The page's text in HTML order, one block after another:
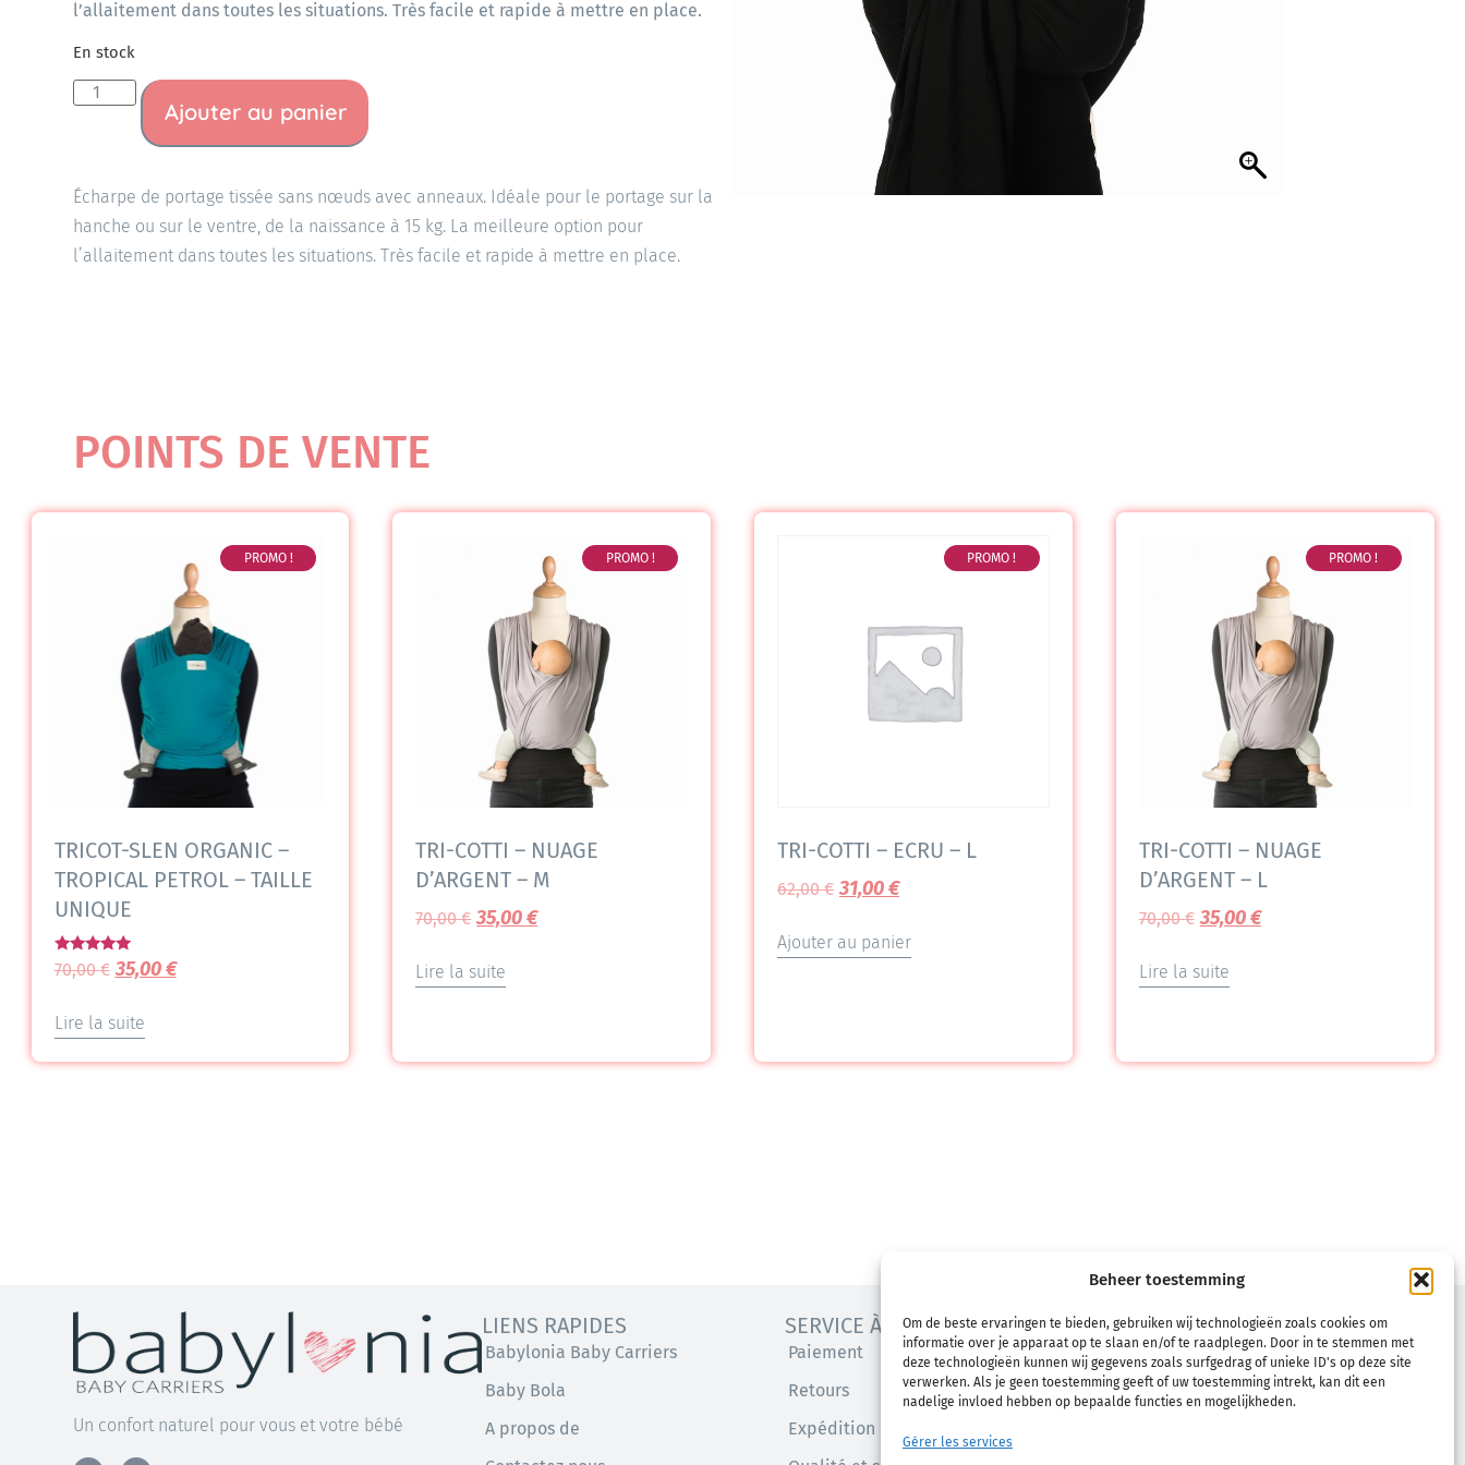
Beheer toestemming
Om de beste ervaringen te bieden, gebruiken wij technologieën zoals cookies om
informatie over je apparaat op te slaan en/of te raadplegen. Door in te stemmen met
deze technologieën kunnen wij gegevens zoals surfgedrag of unieke ID's op deze site
verwerken. Als je geen toestemming geeft of uw toestemming intrekt, kan dit een
nadelige invloed hebben op bepaalde functies en mogelijkheden.
Gérer les services
l’allaitement dans toutes les situations. Très facile et rapide à mettre en place.
En stock
Ajouter au panier
Écharpe de portage tissée sans nœuds avec anneaux. Idéale pour le portage sur la
hanche ou sur le ventre, de la naissance à 15 kg. La meilleure option pour
l’allaitement dans toutes les situations. Très facile et rapide à mettre en place.
POINTS DE VENTE
PROMO !
TRICOT-SLEN ORGANIC –
TROPICAL PETROL – TAILLE
UNIQUE
Note
5.00
70,00€ 35,00€
Lire la suite
PROMO !
TRI-COTTI – NUAGE
D’ARGENT – M
70,00€ 35,00€
Lire la suite
PROMO !
TRI-COTTI – ECRU – L
62,00€ 31,00€
Ajouter au panier
PROMO !
TRI-COTTI – NUAGE
D’ARGENT – L
70,00€ 35,00€
Lire la suite
Un confort naturel pour vous et votre bébé
LIENS RAPIDES
Babylonia Baby Carriers
Baby Bola
A propos de
SERVICE À LA CLIENTÈLE
Paiement
Retours
Expédition
CONDITIONS
Conditions générales d’utilisation
Politique de remboursement et de
retour